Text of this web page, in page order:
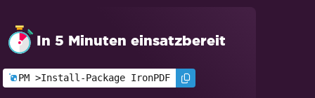
In 5 Minuten einsatzbereit
PM >Install-Package IronPDF